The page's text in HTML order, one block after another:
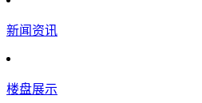
新闻资讯
楼盘展示